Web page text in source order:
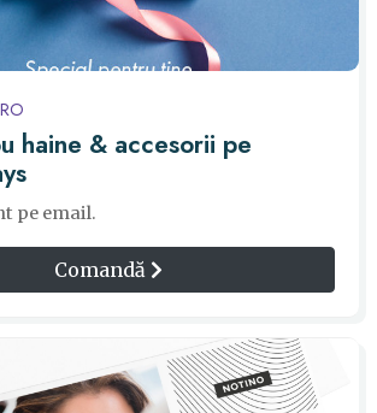
haine & accesorii pe
pe email.
Comandă